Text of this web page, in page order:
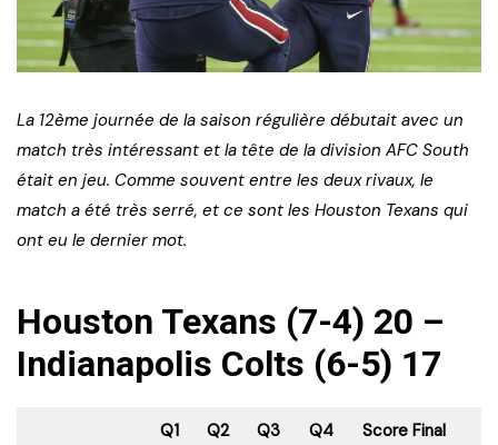
La 12ème journée de la saison régulière débutait avec un
match très intéressant et la tête de la division AFC South
était en jeu. Comme souvent entre les deux rivaux, le
match a été très serré, et ce sont les Houston Texans qui
ont eu le dernier mot.
Houston Texans (7-4) 20 –
Indianapolis Colts (6-5) 17
Q1 Q2 Q3 Q4
Score Final